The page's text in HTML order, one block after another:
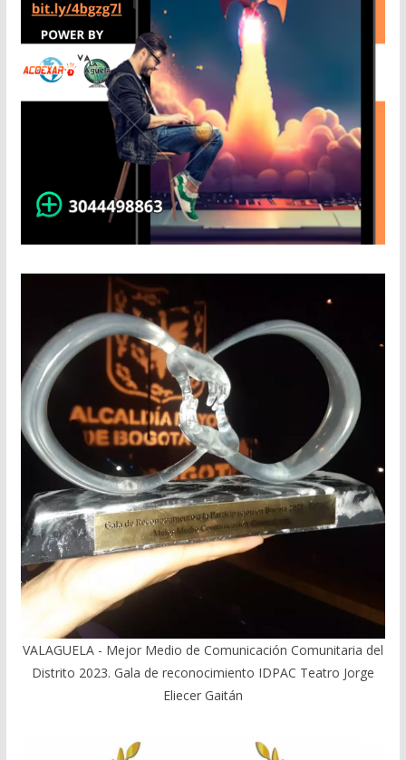
VALAGUELA - Mejor Medio de Comunicación Comunitaria del
Distrito 2023. Gala de reconocimiento IDPAC Teatro Jorge
Eliecer Gaitán